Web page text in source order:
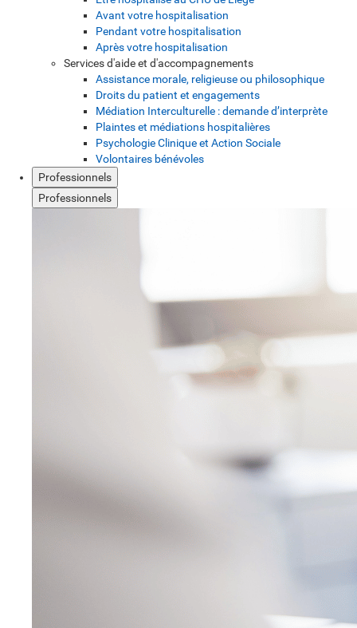
Avant votre hospitalisation
Pendant votre hospitalisation
Après votre hospitalisation
Services d'aide et d'accompagnements
Assistance morale, religieuse ou philosophique
Droits du patient et engagements
Médiation Interculturelle : demande d’interprète
Plaintes et médiations hospitalières
Psychologie Clinique et Action Sociale
Volontaires bénévoles
Professionnels
Professionnels